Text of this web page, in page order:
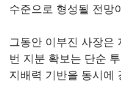
수준으로 형성될 전망
그동안 이부진 사장은
번 지분 확보는 단순
지배력 기반을 동시에